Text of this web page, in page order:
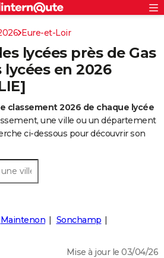
S'inscrire
Connexion
Eure-et-Loir
lycées près de Gas
en 2026
classement 2026 de chaque lycée
une ville ou un département
ci-dessous pour découvrir son
Maintenon
Sonchamp
Mise à jour le 03/04/26